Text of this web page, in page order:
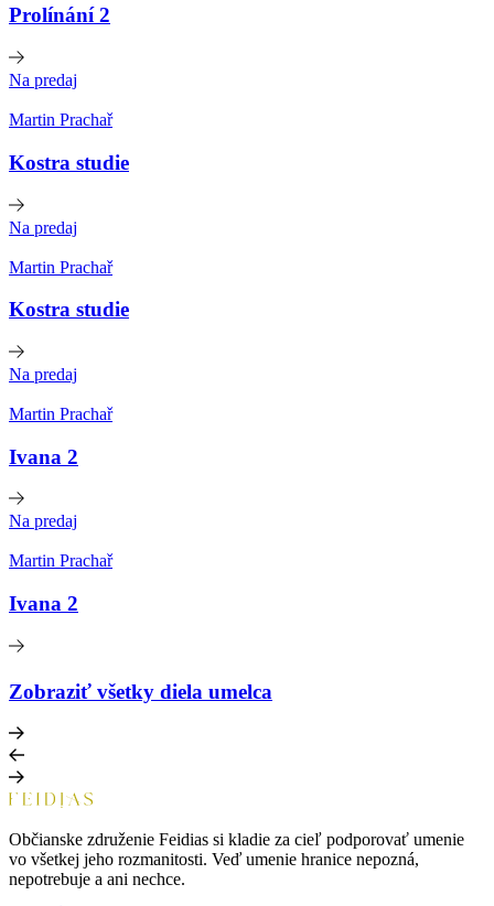
Prolínání 2
Na predaj
Martin Prachař
Kostra studie
Na predaj
Martin Prachař
Kostra studie
Na predaj
Martin Prachař
Ivana 2
Na predaj
Martin Prachař
Ivana 2
Zobraziť všetky diela umelca
Občianske združenie Feidias si kladie za cieľ podporovať umenie
vo všetkej jeho rozmanitosti. Veď umenie hranice nepozná,
nepotrebuje a ani nechce.